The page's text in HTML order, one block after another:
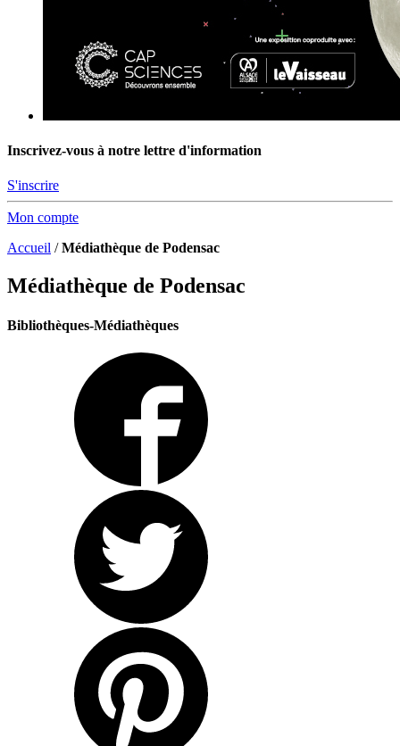
Inscrivez-vous à notre lettre d'information
S'inscrire
Mon compte
Accueil /Médiathèque de Podensac
Médiathèque de Podensac
Bibliothèques-Médiathèques